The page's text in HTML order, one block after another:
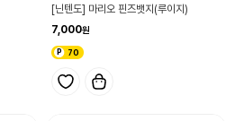
[닌텐도] 마리오 핀즈뱃지(루이지)
7,000
70